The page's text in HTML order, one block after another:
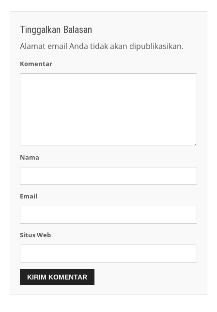
Tinggalkan Balasan
Alamat email Anda tidak akan dipublikasikan.
Komentar
Nama
Email
Situs Web